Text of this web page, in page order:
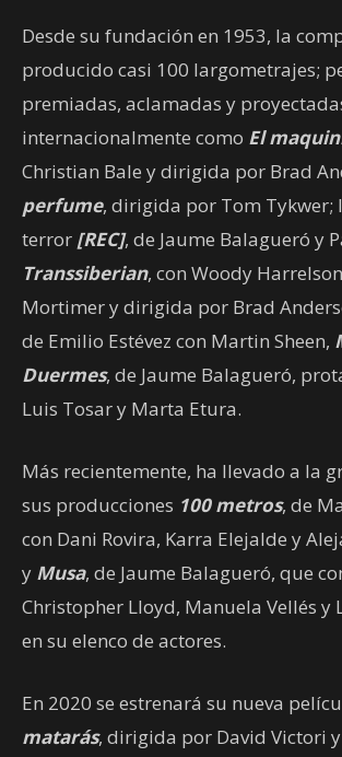
Desde su fundación en 1953, la
producido casi 100 largometrajes;
premiadas, aclamadas y
internacionalmente como El
Christian Bale y dirigida por Brad
perfume, dirigida por Tom Tykwer;
terror [REC], de Jaume Balagueró y
Transsiberian, con Woody
Mortimer y dirigida por Brad
de Emilio Estévez con Martin Sheen,
Duermes, de Jaume Balagueró,
Luis Tosar y Marta Etura.
Más recientemente, ha llevado a la
sus producciones 100 metros, de
con Dani Rovira, Karra Elejalde y
y Musa, de Jaume Balagueró, que
Christopher Lloyd, Manuela Vellés y
en su elenco de actores.
En 2020 se estrenará su nueva
matarás, dirigida por David Victori y